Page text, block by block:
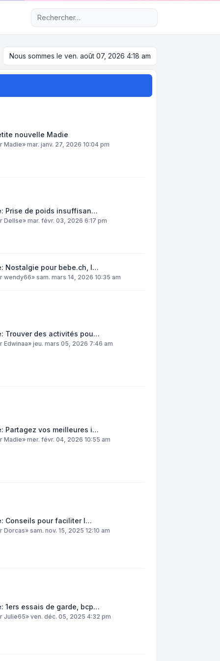
Recherche avancée
Nous sommes le ven. août 07, 2026 4:18 am
nouvelle Madie
Madie» mar. janv. 27, 2026 10:04 pm
Prise de poids insuffisan…
DelIse» mar. févr. 03, 2026 6:17 pm
Nostalgie pour bebe.ch, l…
wendy66» sam. mars 14, 2026 10:35 am
Trouver des activités pou…
Edwinaa» jeu. mars 05, 2026 7:46 am
Partagez vos meilleures i…
Madie» mer. févr. 04, 2026 10:55 am
Conseils pour faciliter l…
Dorcas» sam. nov. 15, 2025 12:10 am
1ers essais de garde, bcp…
Julie65» ven. déc. 05, 2025 4:32 pm